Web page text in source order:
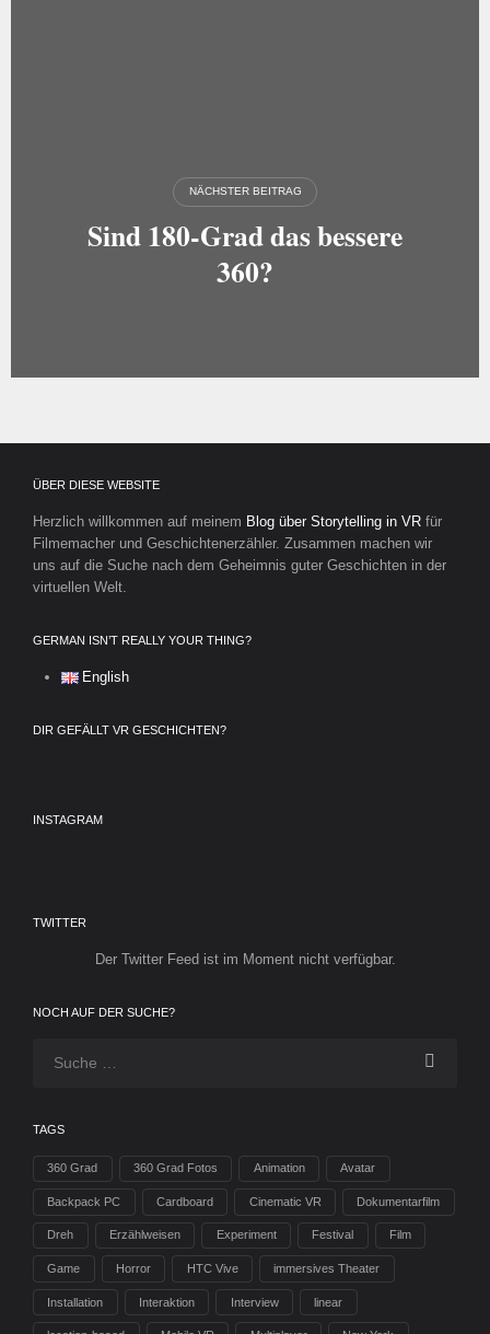
NÄCHSTER BEITRAG
Sind 180-Grad das bessere
360?
ÜBER DIESE WEBSITE
Herzlich willkommen auf meinem Blog über Storytelling in VR für
Filmemacher und Geschichtenerzähler. Zusammen machen wir
uns auf die Suche nach dem Geheimnis guter Geschichten in der
virtuellen Welt.
GERMAN ISN’T REALLY YOUR THING?
English
DIR GEFÄLLT VR GESCHICHTEN?
INSTAGRAM
TWITTER
Der Twitter Feed ist im Moment nicht verfügbar.
NOCH AUF DER SUCHE?
TAGS
360 Grad 360 Grad Fotos Animation Avatar
Backpack PC Cardboard Cinematic VR Dokumentarfilm
Dreh Erzählweisen Experiment Festival Film
Game Horror HTC Vive immersives Theater
Installation Interaktion Interview linear